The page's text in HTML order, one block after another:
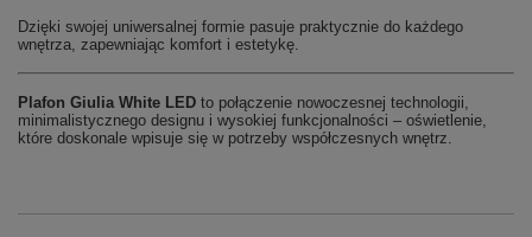
Dzięki swojej uniwersalnej formie pasuje praktycznie do każdego
wnętrza, zapewniając komfort i estetykę.
Plafon Giulia White LED to połączenie nowoczesnej technologii,
minimalistycznego designu i wysokiej funkcjonalności – oświetlenie,
które doskonale wpisuje się w potrzeby współczesnych wnętrz.